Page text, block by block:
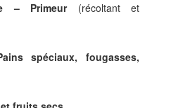
– Primeur(récoltant et
spéciaux, fougasses,